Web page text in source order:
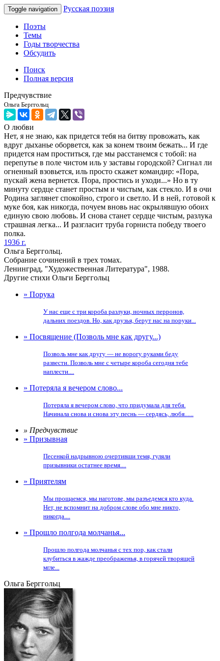
Toggle navigation Русская поэзия
Поэты
Темы
Годы творчества
Обсудить
Поиск
Полная версия
Предчувствие
Ольга Берггольц
О любви
Нет, я не знаю, как придется тебя на битву провожать, как
вдруг дыханье оборвется, как за конем твоим бежать... И где
придется нам проститься, где мы расстанемся с тобой: на
перепутье в поле чистом иль у заставы городской? Сигнал ли
огненный взовьется, иль просто скажет командир: «Пора,
пускай жена вернется. Пора, простись и уходи...» Но в ту
минуту сердце станет простым и чистым, как стекло. И в очи
Родина заглянет спокойно, строго и светло. И в ней, готовой к
муке боя, как никогда, почуем вновь нас окрылявшую обоих
единую свою любовь. И снова станет сердце чистым, разлука
страшная легка... И разгласит труба горниста победу твоего
полка.
1936 г.
Ольга Берггольц.
Собрание сочинений в трех томах.
Ленинград, "Художественная Литература", 1988.
Другие стихи Ольги Берггольц
» Порука
У нас еще с три короба разлуки, ночных перронов,
дальних поездов. Но, как друзья, берут нас на поруки...
» Посвящение (Позволь мне как другу...)
Позволь мне как другу — не ворогу руками беду
развести. Позволь мне с четыре короба сегодня тебе
наплести....
» Потеряла я вечером слово...
Потеряла я вечером слово, что придумала для тебя.
Начинала снова и снова эту песнь — сердясь, любя......
» Предчувствие
» Призывная
Песенкой надрывною очертивши темя, гуляли
призывники остатнее время....
» Приятелям
Мы прощаемся, мы наготове, мы разъедемся кто куда.
Нет, не вспомнит на добром слове обо мне никто,
никогда....
» Прошло полгода молчанья...
Прошло полгода молчанья с тех пор, как стали
клубиться в жажде преображенья, в горячей творящей
мгле...
Ольга Берггольц